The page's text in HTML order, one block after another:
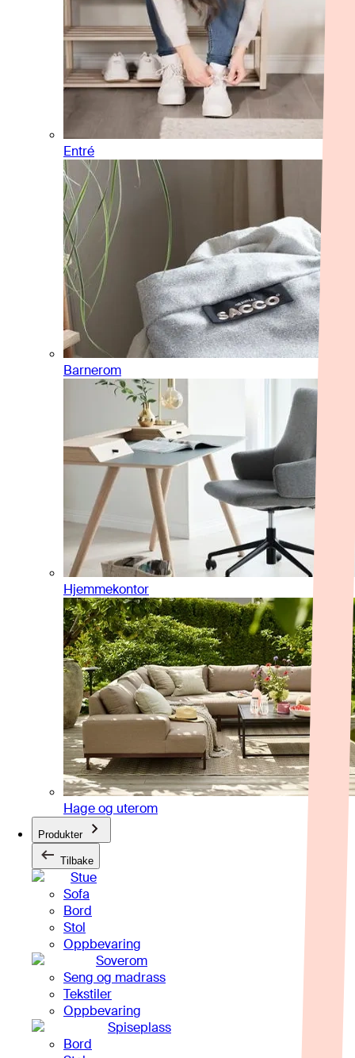
Entré
Barnerom
Hjemmekontor
Hage og uterom
Produkter
Tilbake
Stue
Sofa
Bord
Stol
Oppbevaring
Soverom
Seng og madrass
Tekstiler
Oppbevaring
Spiseplass
Bord